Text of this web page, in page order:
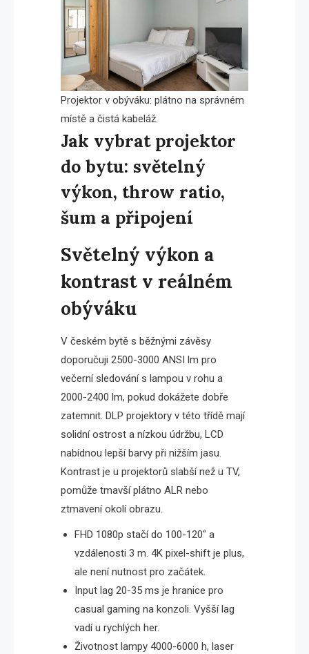
Projektor v obýváku: plátno na správném
místě a čistá kabeláž.
Jak vybrat projektor
do bytu: světelný
výkon, throw ratio,
šum a připojení
Světelný výkon a
kontrast v reálném
obýváku
V českém bytě s běžnými závěsy
doporučuji 2500-3000 ANSI lm pro
večerní sledování s lampou v rohu a
2000-2400 lm, pokud dokážete dobře
zatemnit. DLP projektory v této třídě mají
solidní ostrost a nízkou údržbu, LCD
nabídnou lepší barvy při nižším jasu.
Kontrast je u projektorů slabší než u TV,
pomůže tmavší plátno ALR nebo
ztmavení okolí obrazu.
FHD 1080p stačí do 100-120″ a
vzdálenosti 3 m. 4K pixel-shift je plus,
ale není nutnost pro začátek.
Input lag 20-35 ms je hranice pro
casual gaming na konzoli. Vyšší lag
vadí u rychlých her.
Životnost lampy 4000-6000 h, laser